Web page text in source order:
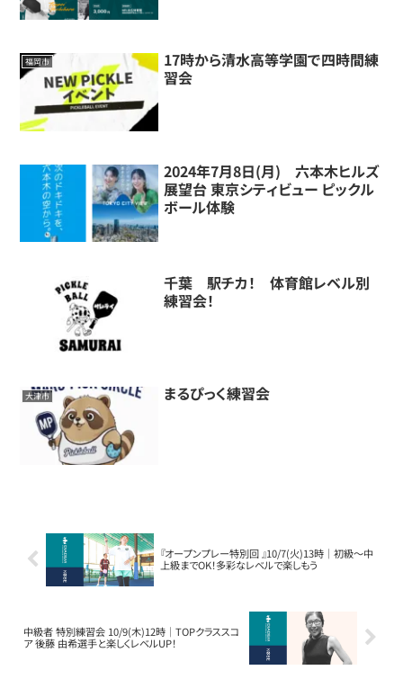
福岡市
17時から清水高等学園で四時間練
習会
2024年7月8日(月) 六本木ヒルズ
展望台 東京シティビュー ピックル
ボール体験
千葉 駅チカ！ 体育館レベル別
練習会！
大津市 まるぴっく練習会
『オープンプレー特別回 』10/7(火)13時｜初級〜中
上級までOK！多彩なレベルで楽しもう
中級者 特別練習会 10/9(木)12時｜TOPクラススコ
ア 後藤 由希選手と楽しくレベルUP！